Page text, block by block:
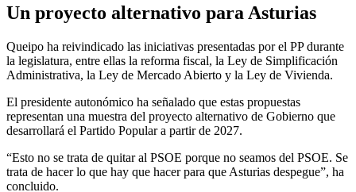
Un proyecto alternativo para Asturias
Queipo ha reivindicado las iniciativas presentadas por el PP durante
la legislatura, entre ellas la reforma fiscal, la Ley de Simplificación
Administrativa, la Ley de Mercado Abierto y la Ley de Vivienda.
El presidente autonómico ha señalado que estas propuestas
representan una muestra del proyecto alternativo de Gobierno que
desarrollará el Partido Popular a partir de 2027.
“Esto no se trata de quitar al PSOE porque no seamos del PSOE. Se
trata de hacer lo que hay que hacer para que Asturias despegue”, ha
concluido.